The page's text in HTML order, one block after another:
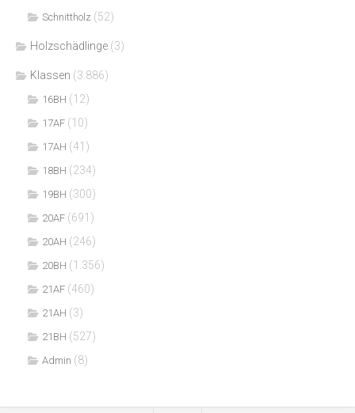
Schnittholz (52)
Holzschädlinge (3)
Klassen (3.886)
16BH (12)
17AF (10)
17AH (41)
18BH (234)
19BH (300)
20AF (691)
20AH (246)
20BH (1.356)
21AF (460)
21AH (3)
21BH (527)
Admin (8)